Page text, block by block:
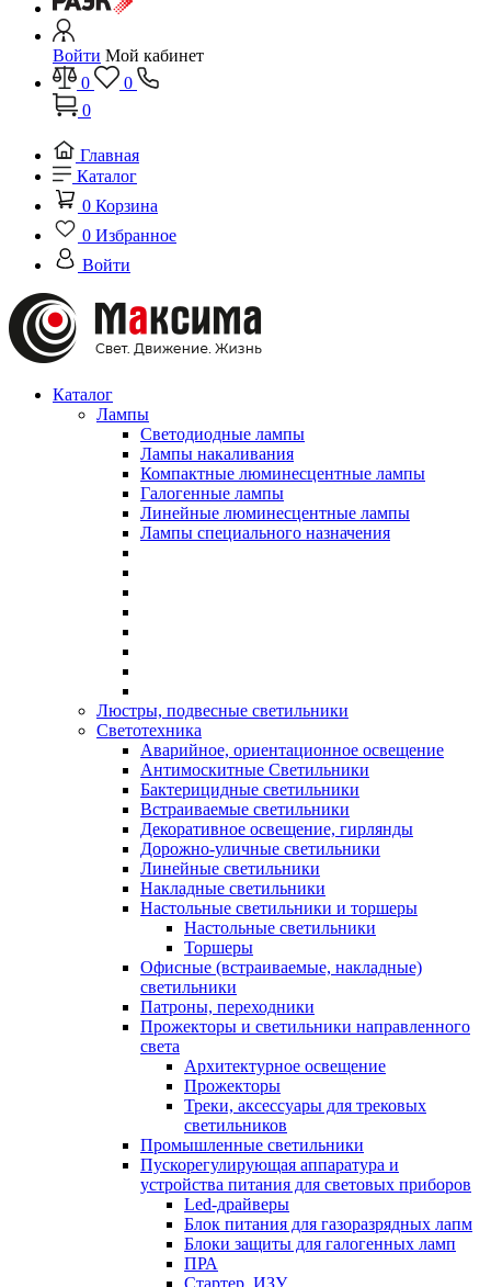
Войти Мой кабинет
0
0
0
Главная
Каталог
0 Корзина
0 Избранное
Войти
Каталог
Лампы
Светодиодные лампы
Лампы накаливания
Компактные люминесцентные лампы
Галогенные лампы
Линейные люминесцентные лампы
Лампы специального назначения
Люстры, подвесные светильники
Светотехника
Аварийное, ориентационное освещение
Антимоскитные Светильники
Бактерицидные светильники
Встраиваемые светильники
Декоративное освещение, гирлянды
Дорожно-уличные светильники
Линейные светильники
Накладные светильники
Настольные светильники и торшеры
Настольные светильники
Торшеры
Офисные (встраиваемые, накладные)
светильники
Патроны, переходники
Прожекторы и светильники направленного
света
Архитектурное освещение
Прожекторы
Треки, аксессуары для трековых
светильников
Промышленные светильники
Пускорегулирующая аппаратура и
устройства питания для световых приборов
Led-драйверы
Блок питания для газоразрядных лапм
Блоки защиты для галогенных ламп
ПРА
Стартер, ИЗУ